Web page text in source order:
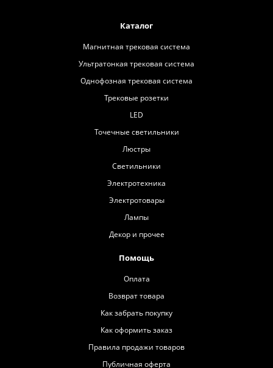
Каталог
Магнитная трековая система
Ультратонкая трековая система
Однофозная трековая система
Трековые розетки
LED
Точечные светильники
Люстры
Светильники
Электротехника
Электротовары
Лампы
Декор и прочее
Помощь
Оплата
Возврат товара
Как забрать покупку
Как оформить заказ
Правила продажи товаров
Публичная оферта